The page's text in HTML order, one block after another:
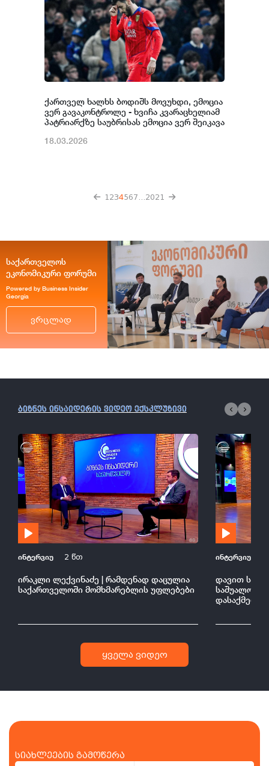
ქართველ ხალხს ბოდიშს მოვუხდი, ემოცია
ვერ გავაკონტროლე - ხვიჩა კვარაცხელიამ
პატრიარქზე საუბრისას ემოცია ვერ შეიკავა
18.03.2026
1 234567 2021
საქართველოს
ეკონომიკური ფორუმი
Powered by Business Insider
Georgia
ვრცლად
ბიზნეს ინსაიდერის ვიდეო ექსკლუზივი
ინტერვიუ 2 წთ
ირაკლი ლექვინაძე | რამდენად დაცულია
საქართველოში მომხმარებლის უფლებები
ინტერვიუ
დავით
საშუალო
ყველა ვიდეო
სიახლეების გამოწერა